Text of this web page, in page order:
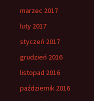
marzec 2017
luty 2017
styczeń 2017
grudzień 2016
listopad 2016
październik 2016